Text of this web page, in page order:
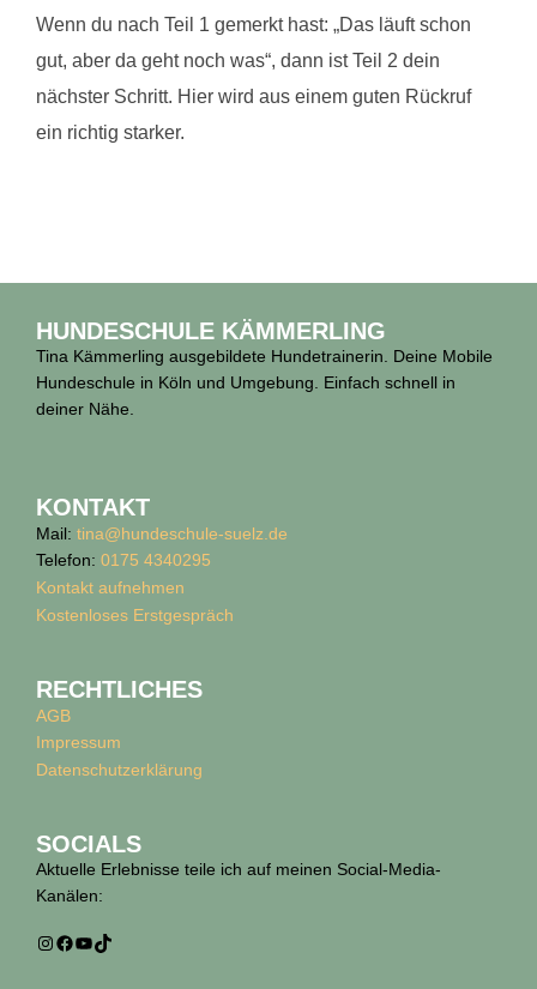
Wenn du nach Teil 1 gemerkt hast: „Das läuft schon
gut, aber da geht noch was“, dann ist Teil 2 dein
nächster Schritt. Hier wird aus einem guten Rückruf
ein richtig starker.
HUNDESCHULE KÄMMERLING
Tina Kämmerling ausgebildete Hundetrainerin. Deine Mobile
Hundeschule in Köln und Umgebung. Einfach schnell in
deiner Nähe.
KONTAKT
Mail: tina@hundeschule-suelz.de
Telefon: 0175 4340295
Kontakt aufnehmen
Kostenloses Erstgespräch
RECHTLICHES
AGB
Impressum
Datenschutz­erklärung
SOCIALS
Aktuelle Erlebnisse teile ich auf meinen Social-Media-
Kanälen:
Instagram
Facebook
YouTube
TikTok